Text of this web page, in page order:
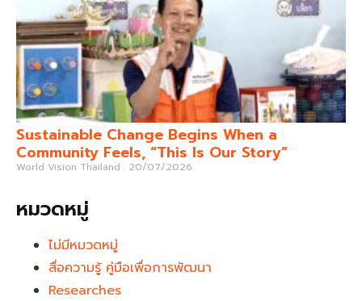
Sustainable Change Begins When a
Community Feels, “This Is Our Story”
World Vision Thailand 20/07/2026
หมวดหมู่
ไม่มีหมวดหมู่
สื่อความรู้ คู่มือเพื่อการพัฒนา
Researches